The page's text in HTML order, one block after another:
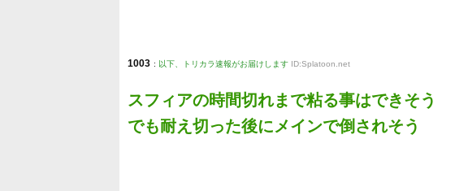
1003 : 以下、トリカラ速報がお届けします ID:Splatoon.net
スフィアの時間切れまで粘る事はできそう
でも耐え切った後にメインで倒されそう